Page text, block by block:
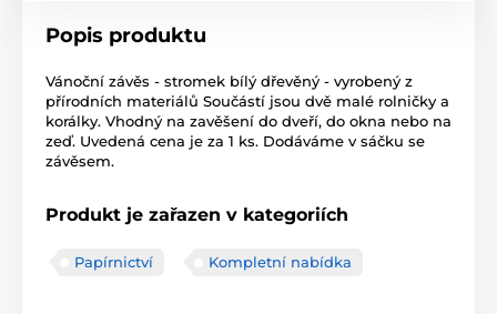
Popis produktu
Vánoční závěs - stromek bílý dřevěný - vyrobený z
přírodních materiálů Součástí jsou dvě malé rolničky a
korálky. Vhodný na zavěšení do dveří, do okna nebo na
zeď. Uvedená cena je za 1 ks. Dodáváme v sáčku se
závěsem.
Produkt je zařazen v kategoriích
Papírnictví Kompletní nabídka